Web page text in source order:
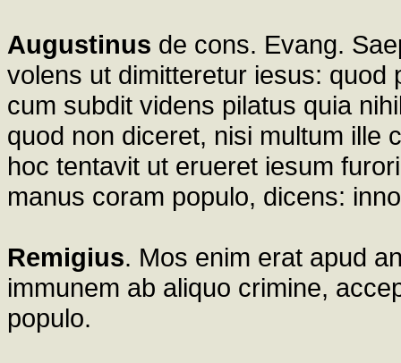
Augustinus de cons. Evang.
volens ut dimitteretur iesus:
cum subdit videns pilatus quia
quod non diceret, nisi multum ille
hoc tentavit ut erueret iesum
manus coram populo, dicens:
Remigius. Mos enim erat apud
immunem ab aliquo crimine,
populo.